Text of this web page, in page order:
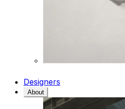
Designers
About